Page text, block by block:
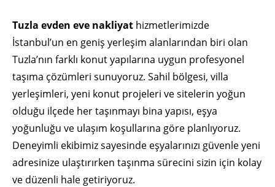
Tuzla evden eve nakliyat hizmetlerimizde
İstanbul’un en geniş yerleşim alanlarından biri olan
Tuzla’nın farklı konut yapılarına uygun profesyonel
taşıma çözümleri sunuyoruz. Sahil bölgesi, villa
yerleşimleri, yeni konut projeleri ve sitelerin yoğun
olduğu ilçede her taşınmayı bina yapısı, eşya
yoğunluğu ve ulaşım koşullarına göre planlıyoruz.
Deneyimli ekibimiz sayesinde eşyalarınızı güvenle yeni
adresinize ulaştırırken taşınma sürecini sizin için kolay
ve düzenli hale getiriyoruz.